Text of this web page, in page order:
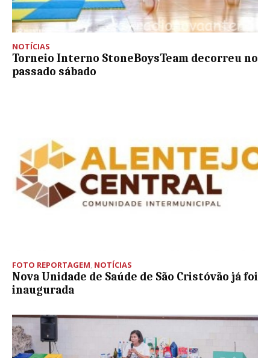
NOTÍCIAS
Torneio Interno StoneBoysTeam decorreu no
passado sábado
FOTO REPORTAGEM, NOTÍCIAS
Nova Unidade de Saúde de São Cristóvão já foi
inaugurada